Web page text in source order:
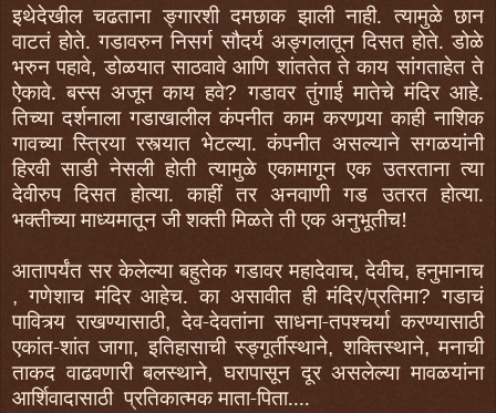
इथेदेखील चढताना ङ्गारशी दमछाक झाली नाही. त्यामुळे छान
वाटतं होते. गडावरुन निसर्ग सौदर्य अङ्गलातून दिसत होते. डोळे
भरुन पहावे,डोळयात साठवावे आणि शांततेत ते काय सांगताहेत ते
ऐकावे. बस्स अजून काय हवे?गडावर तुंगाई मातेचे मंदिर आहे.
तिच्या दर्शनाला गडाखालील कंपनीत काम करणार्‍या काही नाशिक
गावच्या स्त्रिया रस्त्यात भेटल्या. कंपनीत असल्याने सगळयांनी
हिरवी साडी नेसली होती त्यामुळे एकामागून एक उतरताना त्या
देवीरुप दिसत होत्या. काहीं तर अनवाणी गड उतरत होत्या.
भक्तीच्या माध्यमातून जी शक्ती मिळते ती एक अनुभूतीच!
आतापर्यंत सर केलेल्या बहुतेक गडावर महादेवाच,देवीच,हनुमानाच
,गणेशाच मंदिर आहेच. का असावीत ही मंदिर/प्रतिमा?गडाचं
पावित्र्य राखण्यासाठी,देव-देवतांना साधना-तपश्‍चर्या करण्यासाठी
एकांत-शांत जागा,इतिहासाची स्ङ्गूर्तीस्थाने,शक्तिस्थाने,मनाची
ताकद वाढवणारी बलस्थाने,घरापासून दूर असलेल्या मावळयांना
आर्शिवादासाठी प्रतिकात्मक माता-पिता....